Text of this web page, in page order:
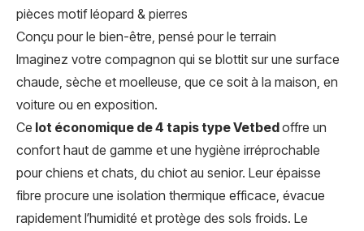
pièces motif léopard & pierres
Conçu pour le bien-être, pensé pour le terrain
Imaginez votre compagnon qui se blottit sur une surface
chaude, sèche et moelleuse, que ce soit à la maison, en
voiture ou en exposition.
Ce lot économique de 4 tapis type Vetbedoffre un
confort haut de gamme et une hygiène irréprochable
pour chiens et chats, du chiot au senior. Leur épaisse
fibre procure une isolation thermique efficace, évacue
rapidement l’humidité et protège des sols froids. Le